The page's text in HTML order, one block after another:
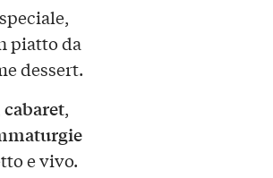
piatto da
dessert.
cabaret,
e vivo.